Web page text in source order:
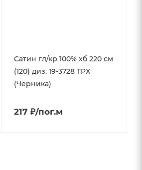
Сатин гл/кр 100% хб 220 см
(120) диз. 19-3728 TPX
(Черника)
217 ₽/пог.м